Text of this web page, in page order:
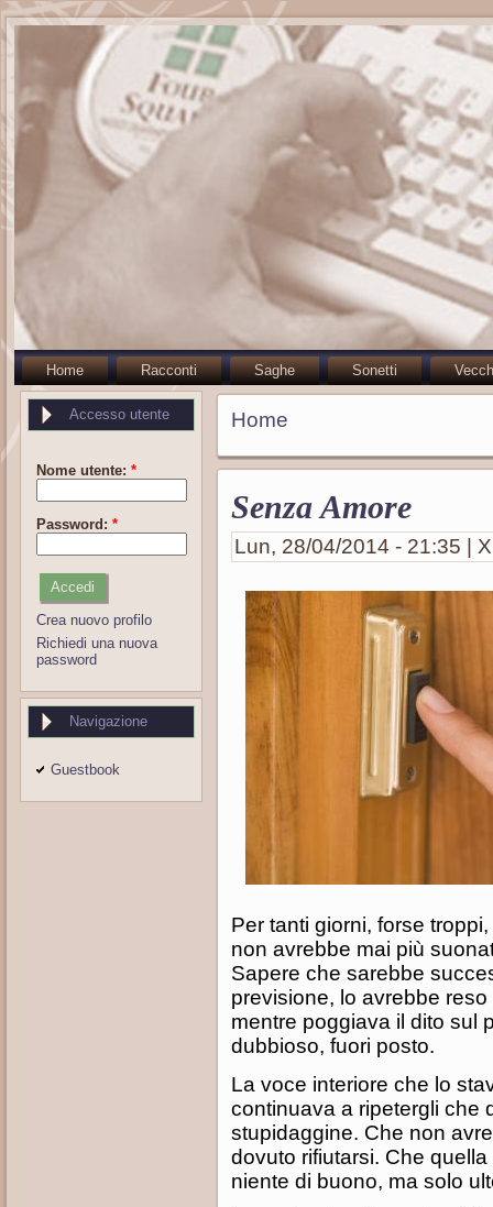
Home Racconti Saghe Sonetti
Accesso utente
Nome utente: *
Password: *
Crea nuovo profilo
Richiedi una nuova
password
Navigazione
Guestbook
Home
Senza Amore
Lun, 28/04/2014 - 21:35 |
Per tanti giorni, forse
non avrebbe mai più
Sapere che sarebbe
previsione, lo avrebbe
mentre poggiava il dito sul
dubbioso, fuori posto.
La voce interiore che lo
continuava a ripetergli che
stupidaggine. Che non
dovuto rifiutarsi. Che
niente di buono, ma solo